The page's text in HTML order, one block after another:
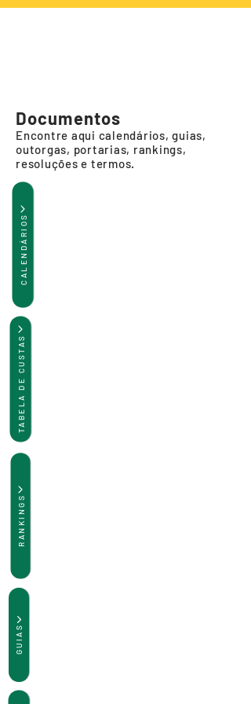
Documentos
Encontre aqui calendários, guias,
outorgas, portarias, rankings,
resoluções e termos.
CALENDÁRIOS
TABELA DE CUSTAS
RANKINGS
GUIAS